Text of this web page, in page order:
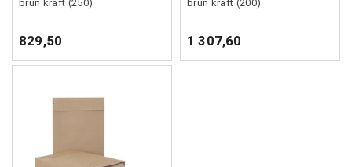
brun kraft (250)
829,50
brun kraft (200)
1 307,60